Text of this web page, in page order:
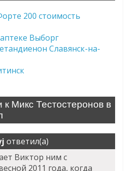
200 стоимость
Выборг
Славянск-на-
Микс Тестостеронов в
ответил(а)
Виктор ним с
2011 года, когда